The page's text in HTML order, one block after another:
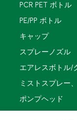
PCR PET ボトル
PE/PP ボトル
キャップ
スプレーノズル
エアレスボトル/
ミストスプレー
ポンプヘッド